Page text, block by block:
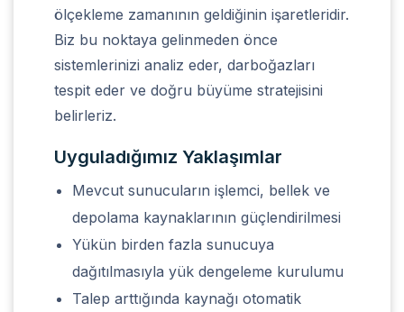
ölçekleme zamanının geldiğinin işaretleridir.
Biz bu noktaya gelinmeden önce
sistemlerinizi analiz eder, darboğazları
tespit eder ve doğru büyüme stratejisini
belirleriz.
Uyguladığımız Yaklaşımlar
Mevcut sunucuların işlemci, bellek ve
depolama kaynaklarının güçlendirilmesi
Yükün birden fazla sunucuya
dağıtılmasıyla yük dengeleme kurulumu
Talep arttığında kaynağı otomatik